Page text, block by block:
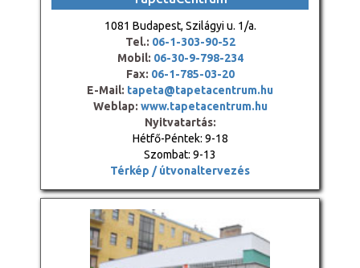
1081 Budapest, Szilágyi u. 1/a.
Tel.: 06-1-303-90-52
Mobil: 06-30-9-798-234
Fax: 06-1-785-03-20
E-Mail: tapeta@tapetacentrum.hu
Weblap: www.tapetacentrum.hu
Nyitvatartás:
Hétfő-Péntek: 9-18
Szombat: 9-13
Térkép / útvonaltervezés